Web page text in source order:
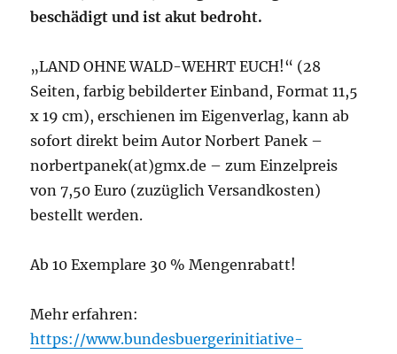
beschädigt und ist akut bedroht.
„LAND OHNE WALD-WEHRT EUCH!“ (28
Seiten, farbig bebilderter Einband, Format 11,5
x 19 cm), erschienen im Eigenverlag, kann ab
sofort direkt beim Autor Norbert Panek –
norbertpanek(at)gmx.de – zum Einzelpreis
von 7,50 Euro (zuzüglich Versandkosten)
bestellt werden.
Ab 10 Exemplare 30 % Mengenrabatt!
Mehr erfahren:
https://www.bundesbuergerinitiative-